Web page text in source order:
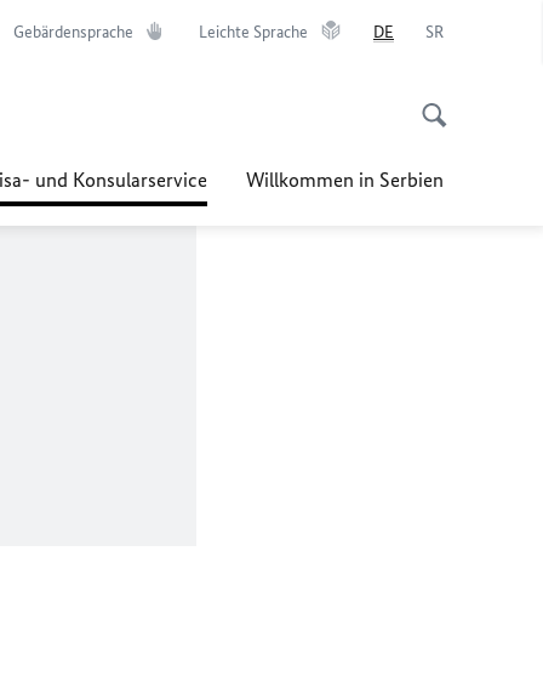
Gebärdensprache Leichte Sprache DE SR
und Konsularservice Willkommen in Serbien